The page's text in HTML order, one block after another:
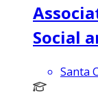
Social
Santa